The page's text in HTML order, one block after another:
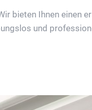
bieten Ihnen einen
und